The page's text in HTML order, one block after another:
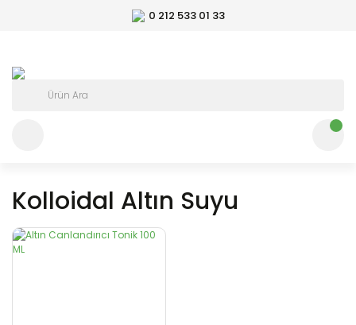
0 212 533 01 33
Kolloidal Altın Suyu